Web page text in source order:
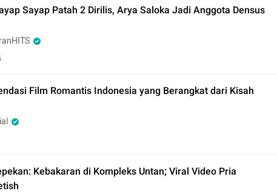
Sayap Patah 2 Dirilis, Arya Saloka Jadi Anggota Densus
Film Romantis Indonesia yang Berangkat dari Kisah
Kebakaran di Kompleks Untan; Viral Video Pria